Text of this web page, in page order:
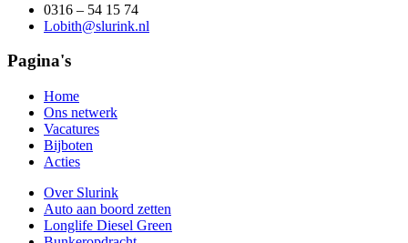
0316 – 54 15 74
Lobith@slurink.nl
Pagina's
Home
Ons netwerk
Vacatures
Bijboten
Acties
Over Slurink
Auto aan boord zetten
Longlife Diesel Green